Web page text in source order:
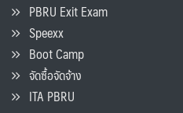
PBRU Exit Exam
Speexx
Boot Camp
จัดซื้อจัดจ้าง
ITA PBRU